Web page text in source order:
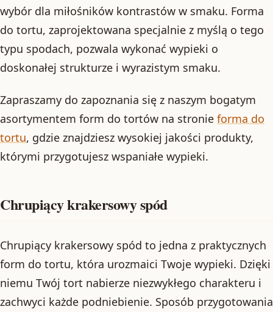
wybór dla miłośników kontrastów w smaku. Forma
do tortu, zaprojektowana specjalnie z myślą o tego
typu spodach, pozwala wykonać wypieki o
doskonałej strukturze i wyrazistym smaku.
Zapraszamy do zapoznania się z naszym bogatym
asortymentem form do tortów na stronie forma do
tortu, gdzie znajdziesz wysokiej jakości produkty,
którymi przygotujesz wspaniałe wypieki.
Chrupiący krakersowy spód
Chrupiący krakersowy spód to jedna z praktycznych
form do tortu, która urozmaici Twoje wypieki. Dzięki
niemu Twój tort nabierze niezwykłego charakteru i
zachwyci każde podniebienie. Sposób przygotowania